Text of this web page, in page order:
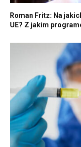
Roman Fritz: Na
UE? Z jakim